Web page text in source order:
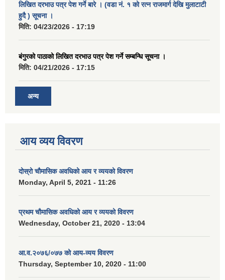
लिखित दरभाउ पत्र पेश गर्ने बारे । (वडा नं. १ को रत्न राजमार्ग देखि मुलाटाटी
हुदै ) सूचना ।
मिति: 04/23/2026 - 17:19
बंगुरको पाठाको लिखित दरभाउ पत्र पेश गर्ने सम्बन्धि सूचना ।
मिति: 04/21/2026 - 17:15
अन्य
आय व्यय विवरण
दोस्रो चौमासिक अवधिको आय र व्ययको विवरण
Monday, April 5, 2021 - 11:26
प्रथम चौमासिक अवधिको आय र व्ययको विवरण
Wednesday, October 21, 2020 - 13:04
आ.व.२०७६/०७७ को आय-व्यय विवरण
Thursday, September 10, 2020 - 11:00